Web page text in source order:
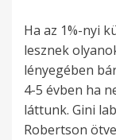
Ha az 1%-nyi
lesznek
lényegében
4-5 évben ha
láttunk. Gini
Robertson